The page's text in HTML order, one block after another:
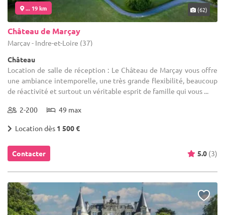
... 19 km (62)
Château de Marçay
Marçay - Indre-et-Loire (37)
Château
Location de salle de réception : Le Château de Marçay vous offre
une ambiance intemporelle, une très grande flexibilité, beaucoup
de réactivité et surtout un véritable esprit de famille qui vous ...
2-200 49 max
Location dès 1 500 €
Contacter 5.0 (3)